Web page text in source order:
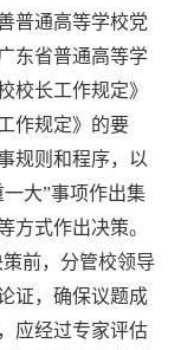
普通高等学校党
东省普通高等学
校长工作规定》
作规定》的要
规则和程序，以
大”事项作出集
方式作出决策。
前，分管校领导
证，确保议题成
应经过专家评估